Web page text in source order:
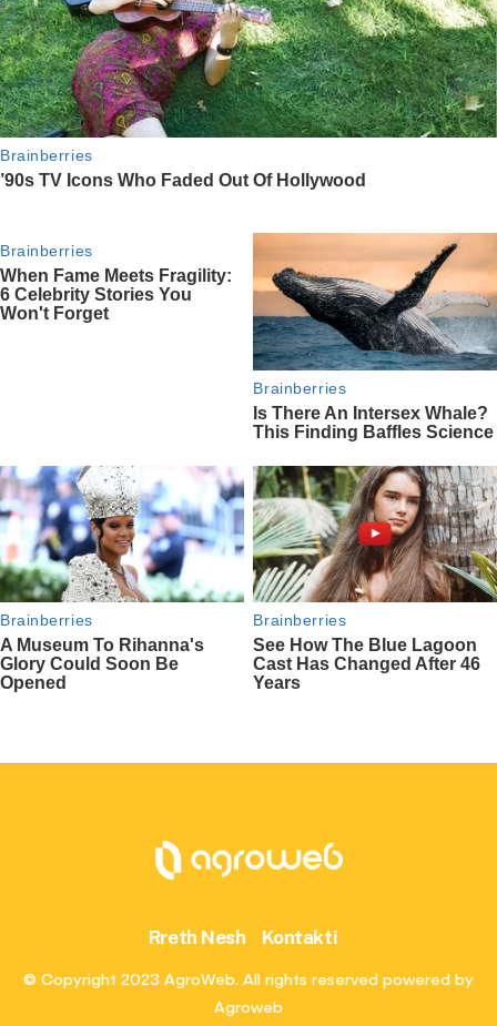
Rreth Nesh Kontakti
© Copyright 2023 AgroWeb. All rights reserved powered by
Agroweb